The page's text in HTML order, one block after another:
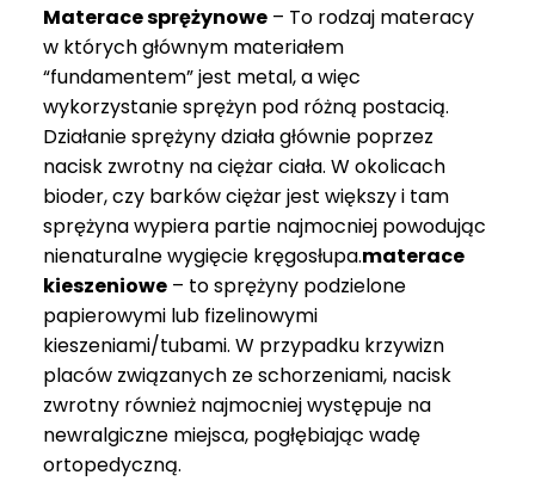
749 zł
Materace sprężynowe – To rodzaj materacy
w których głównym materiałem
“fundamentem” jest metal, a więc
wykorzystanie sprężyn pod różną postacią.
Działanie sprężyny działa głównie poprzez
nacisk zwrotny na ciężar ciała. W okolicach
bioder, czy barków ciężar jest większy i tam
sprężyna wypiera partie najmocniej powodując
nienaturalne wygięcie kręgosłupa.materace
kieszeniowe – to sprężyny podzielone
papierowymi lub fizelinowymi
kieszeniami/tubami. W przypadku krzywizn
placów związanych ze schorzeniami, nacisk
zwrotny również najmocniej występuje na
newralgiczne miejsca, pogłębiając wadę
ortopedyczną.